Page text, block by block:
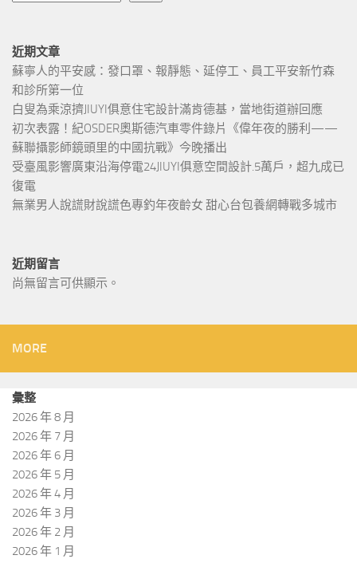
近期文章
蘇寧人的平安感：發口罩、報靜態、延停工、員工平安新竹森
和診所第一位
白叟為乘涼擠JIUYI俱意住宅設計滿肯德基，當地街道辦回應
初次表露！紀OSDER奧斯德汽車零件錄片《偉年夜的勝利——
蘇聯攝影師鏡頭里的中國抗戰》今晚播出
受臺風影響廣東沿海停電24JIUYI俱意空間設計.5萬戶，超九成已
復電
無業男人說謊財說謊色專釣年夜齡女 甜心台包養網轉戰多城市
近期留言
尚無留言可供顯示。
MORE
彙整
2026 年 8 月
2026 年 7 月
2026 年 6 月
2026 年 5 月
2026 年 4 月
2026 年 3 月
2026 年 2 月
2026 年 1 月